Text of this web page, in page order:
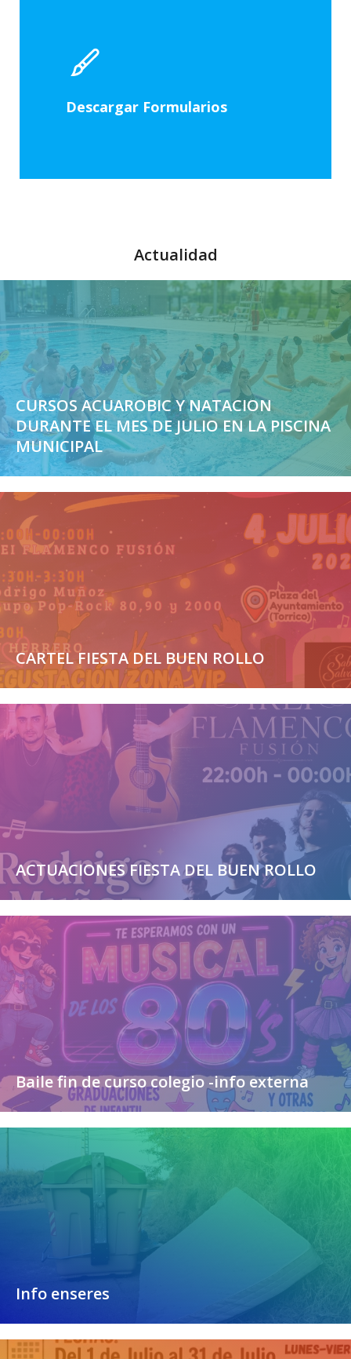
Descargar Formularios
Actualidad
CURSOS ACUAROBIC Y NATACION
DURANTE EL MES DE JULIO EN LA PISCINA
MUNICIPAL
CARTEL FIESTA DEL BUEN ROLLO
ACTUACIONES FIESTA DEL BUEN ROLLO
Baile fin de curso colegio -info externa
Info enseres